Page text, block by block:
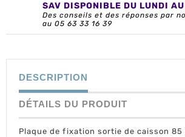
SAV DISPONIBLE DU LUNDI
Des conseils et des réponses par
au 05 63 33 16 39
DESCRIPTION
DÉTAILS DU PRODUIT
Plaque de fixation sortie de caisson 85